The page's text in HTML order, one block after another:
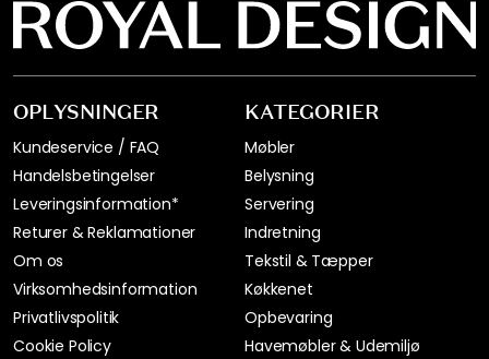
OPLYSNINGER
Kundeservice / FAQ
Handelsbetingelser
Leveringsinformation*
Returer & Reklamationer
Om os
Virksomhedsinformation
Privatlivspolitik
Cookie Policy
KATEGORIER
Møbler
Belysning
Servering
Indretning
Tekstil & Tæpper
Køkkenet
Opbevaring
Havemøbler & Udemiljø